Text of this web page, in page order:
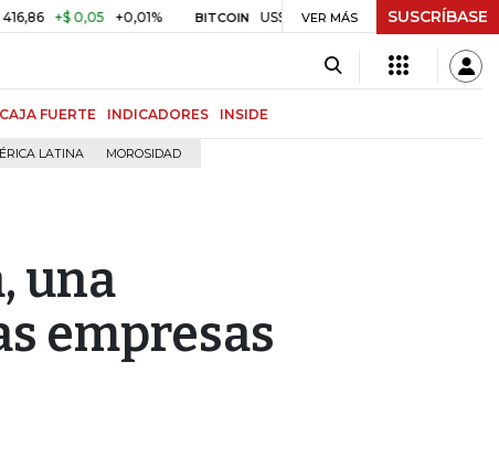
+$ 0,05 +0,01% BITCOIN US$ 64.968,40 US$ 856,80 +1,34%
VER MÁS SUSCRÍBASE
CAJA FUERTE INDICADORES INSIDE
LATINA MOROSIDAD
una
empresas